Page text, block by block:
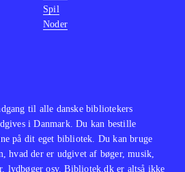
Move og
men for
med de tre
fjender, der
ned.
til alle danske bibliotekers
i Danmark. Du kan bestille
på dit eget bibliotek. Du kan bruge
hvad der er udgivet af bøger, musik,
lydbøger osv. Bibliotek.dk er altså ikke
Spil
Noder